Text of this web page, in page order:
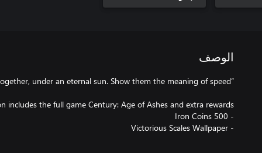
الوصف
- Victorious Scales Wallpaper